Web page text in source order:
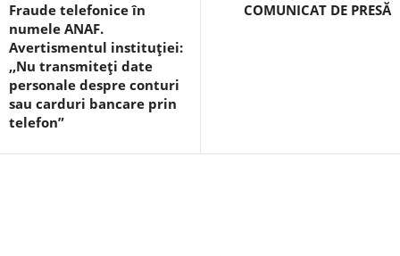
Fraude telefonice în
numele ANAF.
Avertismentul instituției:
,,Nu transmiteți date
personale despre conturi
sau carduri bancare prin
telefon”
COMUNICAT DE PRESĂ